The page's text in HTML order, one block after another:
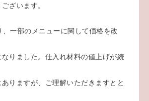
ざいます。
一部のメニューに関して価格を改
りました。仕入れ材料の値上げが続
りますが、ご理解いただきますとと